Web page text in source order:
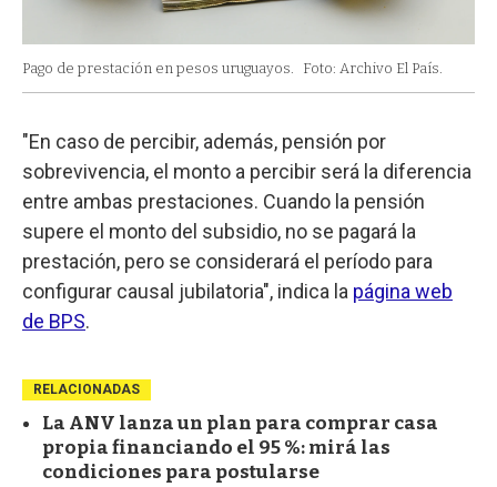
Pago de prestación en pesos uruguayos. Foto: Archivo El País.
"En caso de percibir, además, pensión por
sobrevivencia, el monto a percibir será la diferencia
entre ambas prestaciones. Cuando la pensión
supere el monto del subsidio, no se pagará la
prestación, pero se considerará el período para
configurar causal jubilatoria", indica la página web
de BPS.
RELACIONADAS
La ANV lanza un plan para comprar casa
propia financiando el 95 %: mirá las
condiciones para postularse